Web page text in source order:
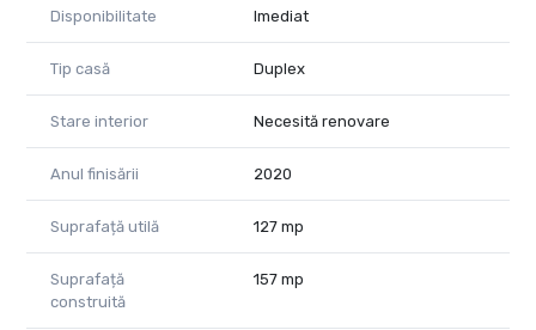
Disponibilitate Imediat
Tip casă Duplex
Stare interior Necesită renovare
Anul finisării 2020
Suprafață utilă 127 mp
Suprafață
construită
157 mp